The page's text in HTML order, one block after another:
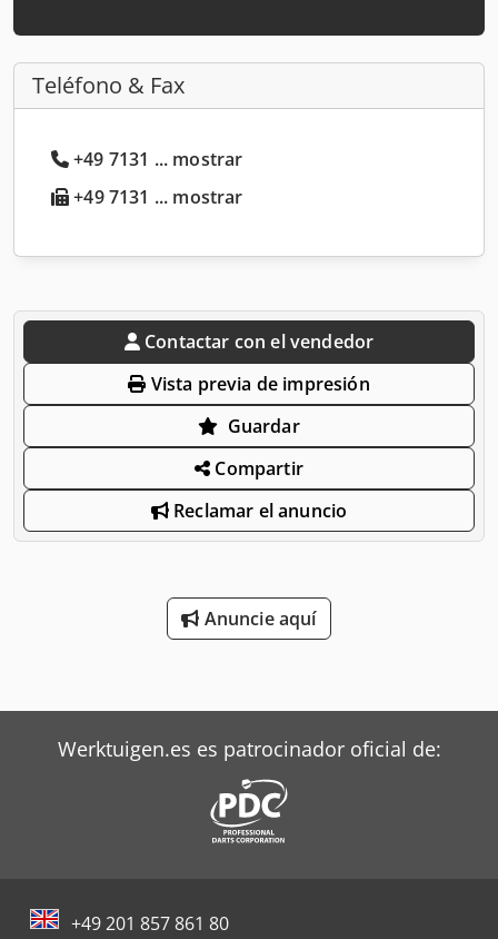
Teléfono & Fax
+49 7131 ... mostrar
+49 7131 ... mostrar
Contactar con el vendedor
Vista previa de impresión
Guardar
Compartir
Reclamar el anuncio
Anuncie aquí
Werktuigen.es es patrocinador oficial de:
+49 201 857 861 80